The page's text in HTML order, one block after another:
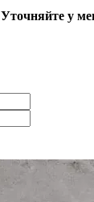
Уточняйте у